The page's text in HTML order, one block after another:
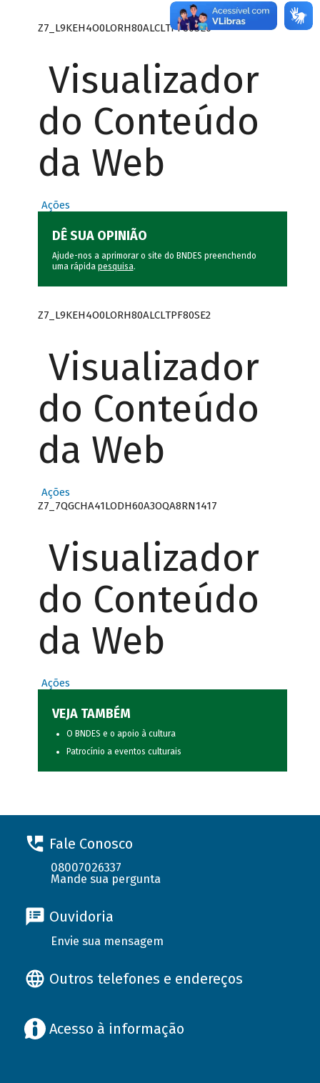
Z7_L9KEH4O0LORH80ALCLTPF80SE0
Visualizador
do Conteúdo
da Web
Ações
DÊ SUA OPINIÃO
Ajude-nos a aprimorar o site do BNDES preenchendo
uma rápida pesquisa.
Z7_L9KEH4O0LORH80ALCLTPF80SE2
Visualizador
do Conteúdo
da Web
Ações
Z7_7QGCHA41LODH60A3OQA8RN1417
Visualizador
do Conteúdo
da Web
Ações
VEJA TAMBÉM
O BNDES e o apoio à cultura
Patrocínio a eventos culturais
Fale Conosco
08007026337
Mande sua pergunta
Ouvidoria
Envie sua mensagem
Outros telefones e endereços
Acesso à informação